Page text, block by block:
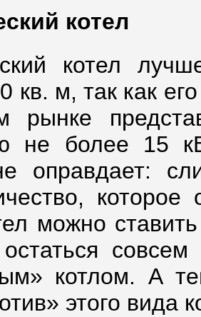
котел
котел
кв. м, так как
рынке
не более 15
оправдает:
можно
котлом. А
этого вида